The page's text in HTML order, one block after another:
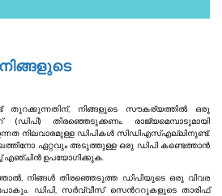
തുറക്കുന്നതിന്, നിങ്ങളുടെ സൗകര്യത്തിൽ ഒരു
(ഡിപി) തിരഞ്ഞെടുക്കണം. രാജ്യമെമ്പാടുമായി
ഉന്നത നിലവാരമുള്ള ഡിപികൾ സിഡിഎസ്എല്ലിനുണ്ട്.
ഏറ്റവും അടുത്തുള്ള ഒരു ഡിപി കണ്ടെത്താൻ
എഞ്ചിൻ ഉപയോഗിക്കുക.
നിങ്ങൾ തിരഞ്ഞെടുത്ത ഡിപിയുടെ ഒരു വിവര
ഡിപി, സർവ്വീസ് സെന്‍ററുകളുടെ താരിഫ്